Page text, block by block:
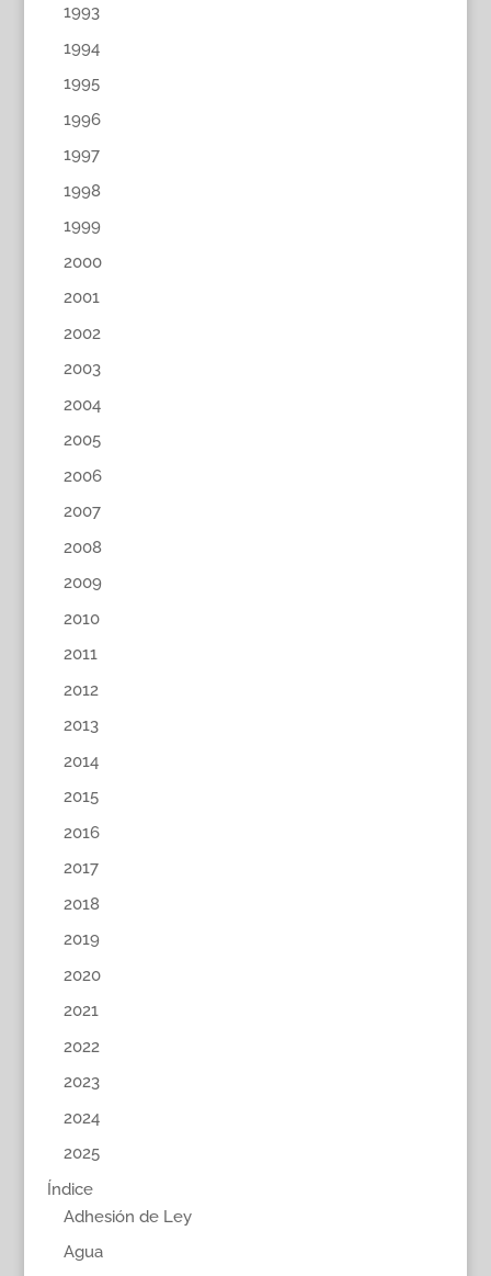
1993
1994
1995
1996
1997
1998
1999
2000
2001
2002
2003
2004
2005
2006
2007
2008
2009
2010
2011
2012
2013
2014
2015
2016
2017
2018
2019
2020
2021
2022
2023
2024
2025
Índice
Adhesión de Ley
Agua